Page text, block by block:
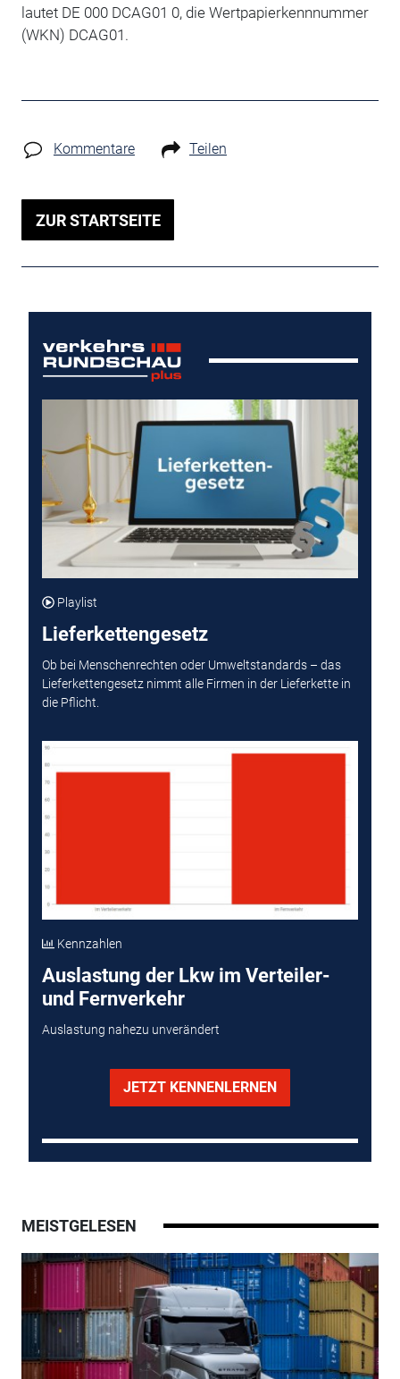
lautet DE 000 DCAG01 0, die Wertpapierkennnummer
(WKN) DCAG01.
Kommentare Teilen
ZUR STARTSEITE
Playlist
Lieferkettengesetz
Ob bei Menschenrechten oder Umweltstandards – das
Lieferkettengesetz nimmt alle Firmen in der Lieferkette in
die Pflicht.
Kennzahlen
Auslastung der Lkw im Verteiler-
und Fernverkehr
Auslastung nahezu unverändert
JETZT KENNENLERNEN
MEISTGELESEN